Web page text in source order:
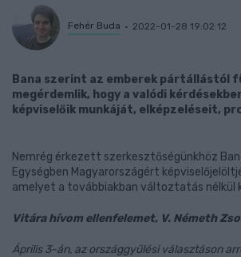
Fehér Buda 2022-01-28 19:02:12
Bana szerint az emberek pártállástól
megérdemlik, hogy a valódi
képviselőik munkáját, elképzeléseit,
Nemrég érkezett szerkesztőségünkhöz
Egységben Magyarországért
amelyet a továbbiakban változtatás nélkül
Vitára hívom ellenfelemet, V. Németh
Április 3-án, az országgyűlési választáson